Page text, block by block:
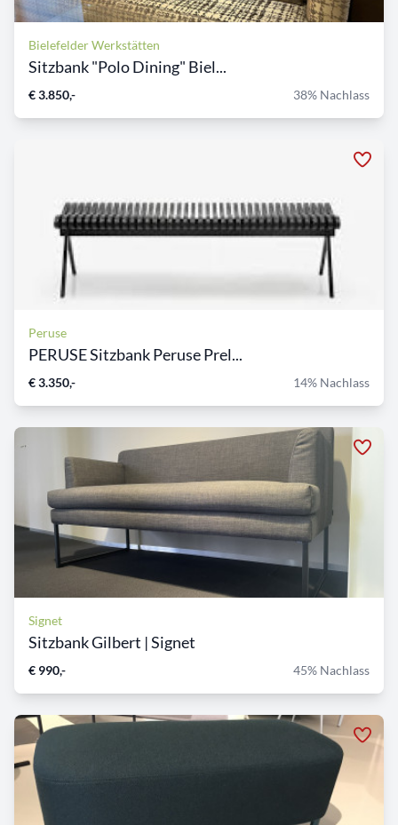
Bielefelder Werkstätten
Sitzbank "Polo Dining" Biel...
€ 3.850,- 38% Nachlass
Peruse
PERUSE Sitzbank Peruse Prel...
€ 3.350,- 14% Nachlass
Signet
Sitzbank Gilbert | Signet
€ 990,- 45% Nachlass